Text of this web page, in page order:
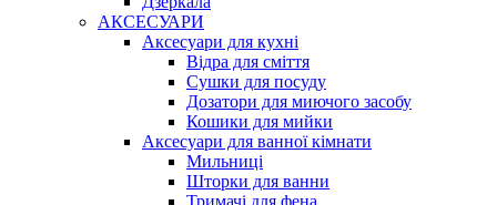
АКСЕСУАРИ
Аксесуари для кухні
Відра для сміття
Сушки для посуду
Дозатори для миючого засобу
Кошики для мийки
Аксесуари для ванної кімнати
Мильниці
Шторки для ванни
Тримачі для фена